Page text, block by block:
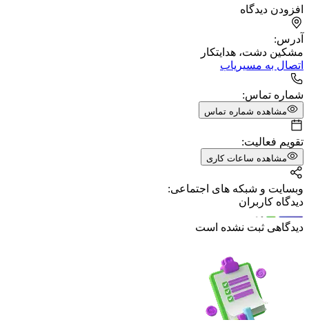
افزودن دیدگاه
آدرس:
مشکین دشت، هدایتکار
اتصال به مسیریاب
شماره تماس:
مشاهده شماره تماس
تقویم فعالیت:
مشاهده ساعات کاری
وبسایت و شبکه های اجتماعی:
دیدگاه کاربران
دیدگاهی ثبت نشده است